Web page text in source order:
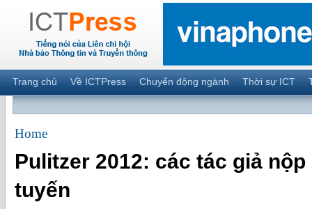
Trang chủ Về ICTPress Chuyển động ngành Thời sự ICT
Home
Pulitzer 2012: các tác giả
tuyến